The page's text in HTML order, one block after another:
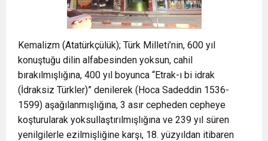
Kemalizm (Atatürkçülük); Türk Milleti’nin, 600 yıl
konuştuğu dilin alfabesinden yoksun, cahil
bırakılmışlığına, 400 yıl boyunca “Etrak-ı bi idrak
(İdraksiz Türkler)” denilerek (Hoca Sadeddin 1536-
1599) aşağılanmışlığına, 3 asır cepheden cepheye
koşturularak yoksullaştırılmışlığına ve 239 yıl süren
yenilgilerle ezilmişliğine karşı, 18. yüzyıldan itibaren